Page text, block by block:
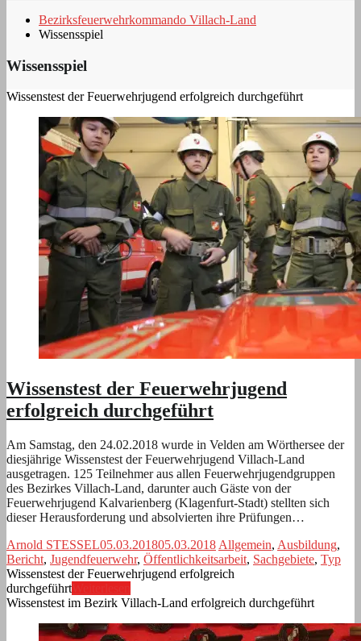
Bezirksfeuerwehrkommando Villach-Land
Wissensspiel
Wissensspiel
Wissenstest der Feuerwehrjugend erfolgreich durchgeführt
Wissenstest der Feuerwehrjugend
erfolgreich durchgeführt
Am Samstag, den 24.02.2018 wurde in Velden am Wörthersee der
diesjährige Wissenstest der Feuerwehrjugend Villach-Land
ausgetragen. 125 Teilnehmer aus allen Feuerwehrjugendgruppen
des Bezirkes Villach-Land, darunter auch Gäste von der
Feuerwehrjugend Kalvarienberg (Klagenfurt-Stadt) stellten sich
dieser Herausforderung und absolvierten ihre Prüfungen…
Arnold STESSEL05.03.201805.03.2018 Allgemein, Ausbildung,
Bericht, Jugendfeuerwehr, Öffentlichkeitsarbeit, Sachgebiete, Typ
Wissenstest der Feuerwehrjugend erfolgreich
durchgeführt
Wissenstest im Bezirk Villach-Land erfolgreich durchgeführt